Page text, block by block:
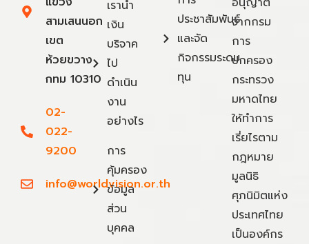
สามเสนนอก
เขต
ห้วยขวาง
กทม 10310
02-
022-
9200
info@worldvision.or.th
เรานำ
เงิน
บริจาค
ไป
ดำเนิน
งาน
อย่างไร
การ
คุ้มครอง
ข้อมูล
ส่วน
บุคคล
ประชาสัมพันธ์
และจัด
กิจกรรมระดม
ทุน
จากกรม
การ
ปกครอง
กระทรวง
มหาดไทย
ให้ทำการ
เรี่ยไรตาม
กฎหมาย
มูลนิธิ
ศุภนิมิตแห่ง
ประเทศไทย
เป็นองค์กร